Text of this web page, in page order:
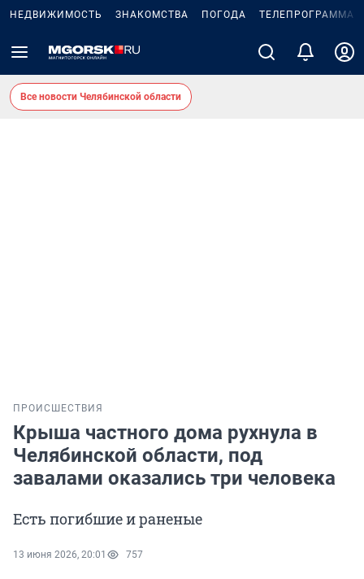
НЕДВИЖИМОСТЬ ЗНАКОМСТВА ПОГОДА ТЕЛЕПРОГРАММА
Все новости Челябинской области
ПРОИСШЕСТВИЯ
Крыша частного дома рухнула в
Челябинской области, под
завалами оказались три человека
Есть погибшие и раненые
13 июня 2026, 20:01 757